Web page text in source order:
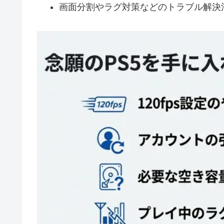
画面分割やラグ対策などのトラブル解決